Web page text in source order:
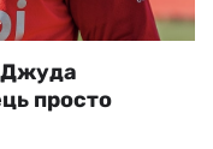
Джуда
просто